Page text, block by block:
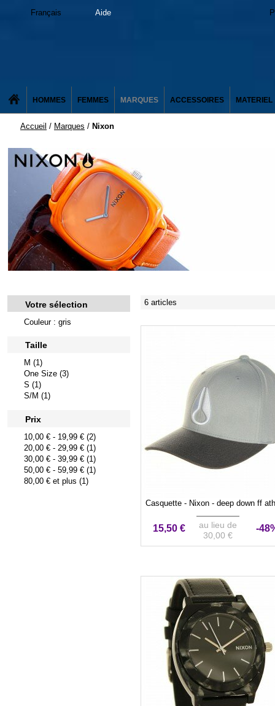
Français Aide
HOMMES FEMMES MARQUES ACCESSOIRES MATERIEL
Accueil / Marques / Nixon
Votre sélection
Couleur : gris
Taille
M (1)
One Size (3)
S (1)
S/M (1)
Prix
10,00 € - 19,99 € (2)
20,00 € - 29,99 € (1)
30,00 € -39,99 € (1)
50,00 € -59,99 € (1)
80,00 € et plus (1)
6 articles
Casquette - Nixon - deep down ff
15,50 €
au lieu de
30,00 €
-